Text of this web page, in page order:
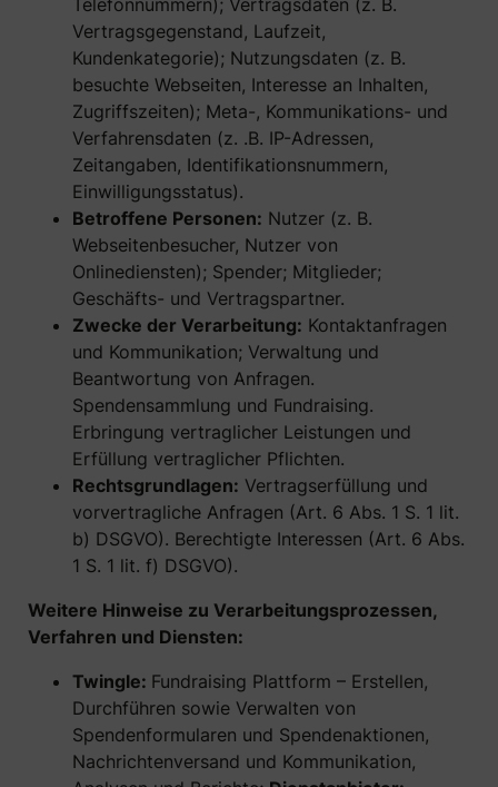
Telefonnummern); Vertragsdaten (z. B.
Vertragsgegenstand, Laufzeit,
Kundenkategorie); Nutzungsdaten (z. B.
besuchte Webseiten, Interesse an Inhalten,
Zugriffszeiten); Meta-, Kommunikations- und
Verfahrensdaten (z. .B. IP-Adressen,
Zeitangaben, Identifikationsnummern,
Einwilligungsstatus).
Betroffene Personen: Nutzer (z. B.
Webseitenbesucher, Nutzer von
Onlinediensten); Spender; Mitglieder;
Geschäfts- und Vertragspartner.
Zwecke der Verarbeitung: Kontaktanfragen
und Kommunikation; Verwaltung und
Beantwortung von Anfragen.
Spendensammlung und Fundraising.
Erbringung vertraglicher Leistungen und
Erfüllung vertraglicher Pflichten.
Rechtsgrundlagen: Vertragserfüllung und
vorvertragliche Anfragen (Art. 6 Abs. 1 S. 1 lit.
b) DSGVO). Berechtigte Interessen (Art. 6 Abs.
1 S. 1 lit. f) DSGVO).
Weitere Hinweise zu Verarbeitungsprozessen,
Verfahren und Diensten:
Twingle: Fundraising Plattform – Erstellen,
Durchführen sowie Verwalten von
Spendenformularen und Spendenaktionen,
Nachrichtenversand und Kommunikation,